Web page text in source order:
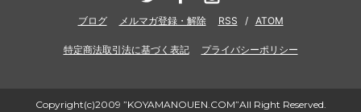
ブログ メルマガ登録・解除 RSS / ATOM
特定商法取引法に基づく表記 プライバシーポリシー
Copyright(c)2009 ”KOYAMANOUEN.COM”All Right Reserved.